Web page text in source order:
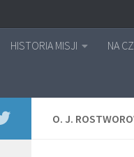
HISTORIA MISJI NA
O. J.